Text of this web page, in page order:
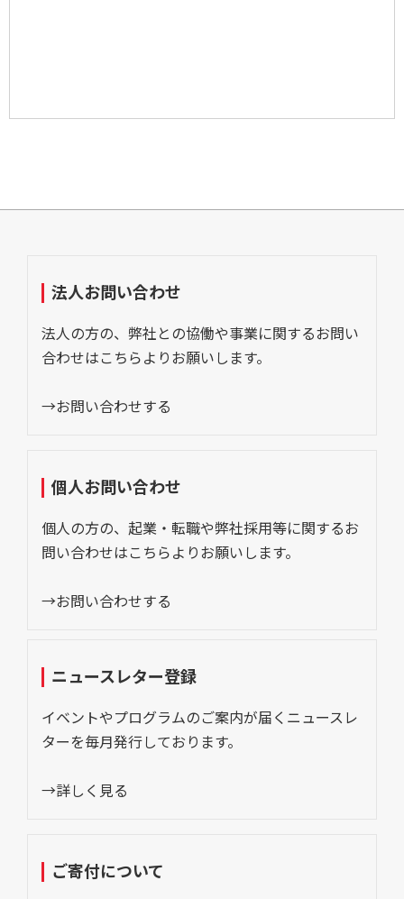
法人お問い合わせ
法人の方の、弊社との協働や事業に関するお問い
合わせはこちらよりお願いします。
→お問い合わせする
個人お問い合わせ
個人の方の、起業・転職や弊社採用等に関するお
問い合わせはこちらよりお願いします。
→お問い合わせする
ニュースレター登録
イベントやプログラムのご案内が届くニュースレ
ターを毎月発行しております。
→詳しく見る
ご寄付について